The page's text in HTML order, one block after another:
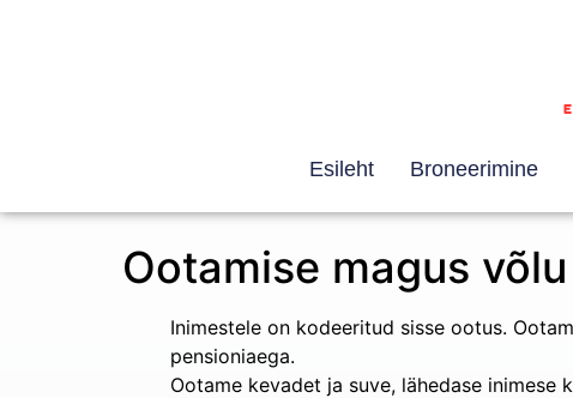
Esileht Broneerimine
Ootamise magus võlu
Inimestele on kodeeritud sisse ootus.
pensioniaega.
Ootame kevadet ja suve, lähedase